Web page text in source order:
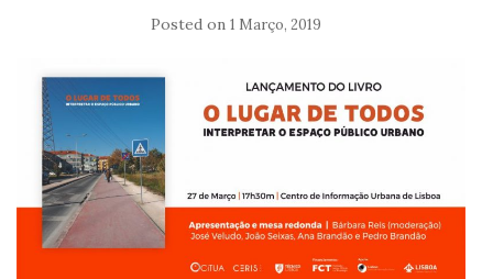
Posted on 1 Março, 2019